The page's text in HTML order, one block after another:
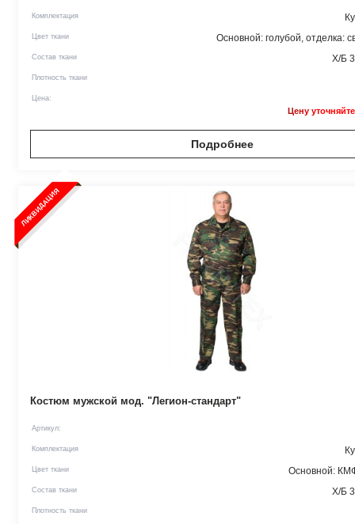
Комплектация
Цвет ткани Основной: голубой, отделка:
Состав ткани Х/Б
Плотность ткани
Цена:
Цену
Подробнее
ЛИКВИДАЦИЯ
Костюм мужской мод. "Легион-стандарт"
Артикул:
Комплектация
Цвет ткани Основной:
Состав ткани Х/Б
Плотность ткани